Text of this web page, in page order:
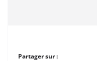
Partager sur :